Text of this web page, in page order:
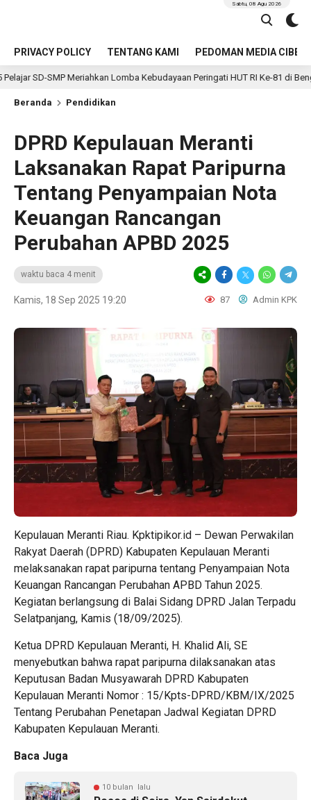
PRIVACY POLICY TENTANG KAMI PEDOMAN MEDIA CIBER
Sabtu, 08 Agu 2026
Lomba Kebudayaan Peringati HUT RI Ke-81 di Bengkulu Selatan
Beranda Pendidikan
DPRD Kepulauan Meranti
Laksanakan Rapat Paripurna
Tentang Penyampaian Nota
Keuangan Rancangan
Perubahan APBD 2025
waktu baca 4 menit
Kamis, 18 Sep 2025 19:20 87 Admin KPK
Kepulauan Meranti Riau. Kpktipikor.id – Dewan Perwakilan
Rakyat Daerah (DPRD) Kabupaten Kepulauan Meranti
melaksanakan rapat paripurna tentang Penyampaian Nota
Keuangan Rancangan Perubahan APBD Tahun 2025.
Kegiatan berlangsung di Balai Sidang DPRD Jalan Terpadu
Selatpanjang, Kamis (18/09/2025).
Ketua DPRD Kepulauan Meranti, H. Khalid Ali, SE
menyebutkan bahwa rapat paripurna dilaksanakan atas
Keputusan Badan Musyawarah DPRD Kabupaten
Kepulauan Meranti Nomor : 15/Kpts-DPRD/KBM/IX/2025
Tentang Perubahan Penetapan Jadwal Kegiatan DPRD
Kabupaten Kepulauan Meranti.
Baca Juga
10 bulan lalu